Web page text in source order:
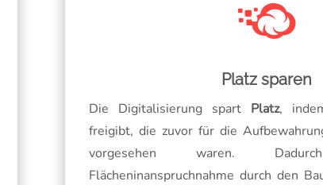

Platz sparen
Die Digitalisierung spart Platz,
freigibt, die zuvor für die
vorgesehen waren.
Flächeninanspruchnahme durch den